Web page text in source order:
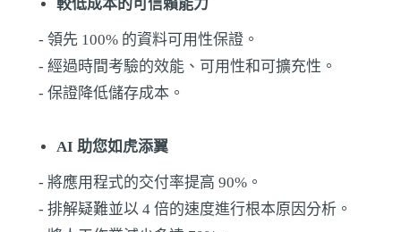
較低成本的可信賴能力
- 領先 100% 的資料可用性保證。
- 經過時間考驗的效能、可用性和可擴充性。
- 保證降低儲存成本。
AI 助您如虎添翼
- 將應用程式的交付率提高 90%。
- 排解疑難並以 4 倍的速度進行根本原因分析。